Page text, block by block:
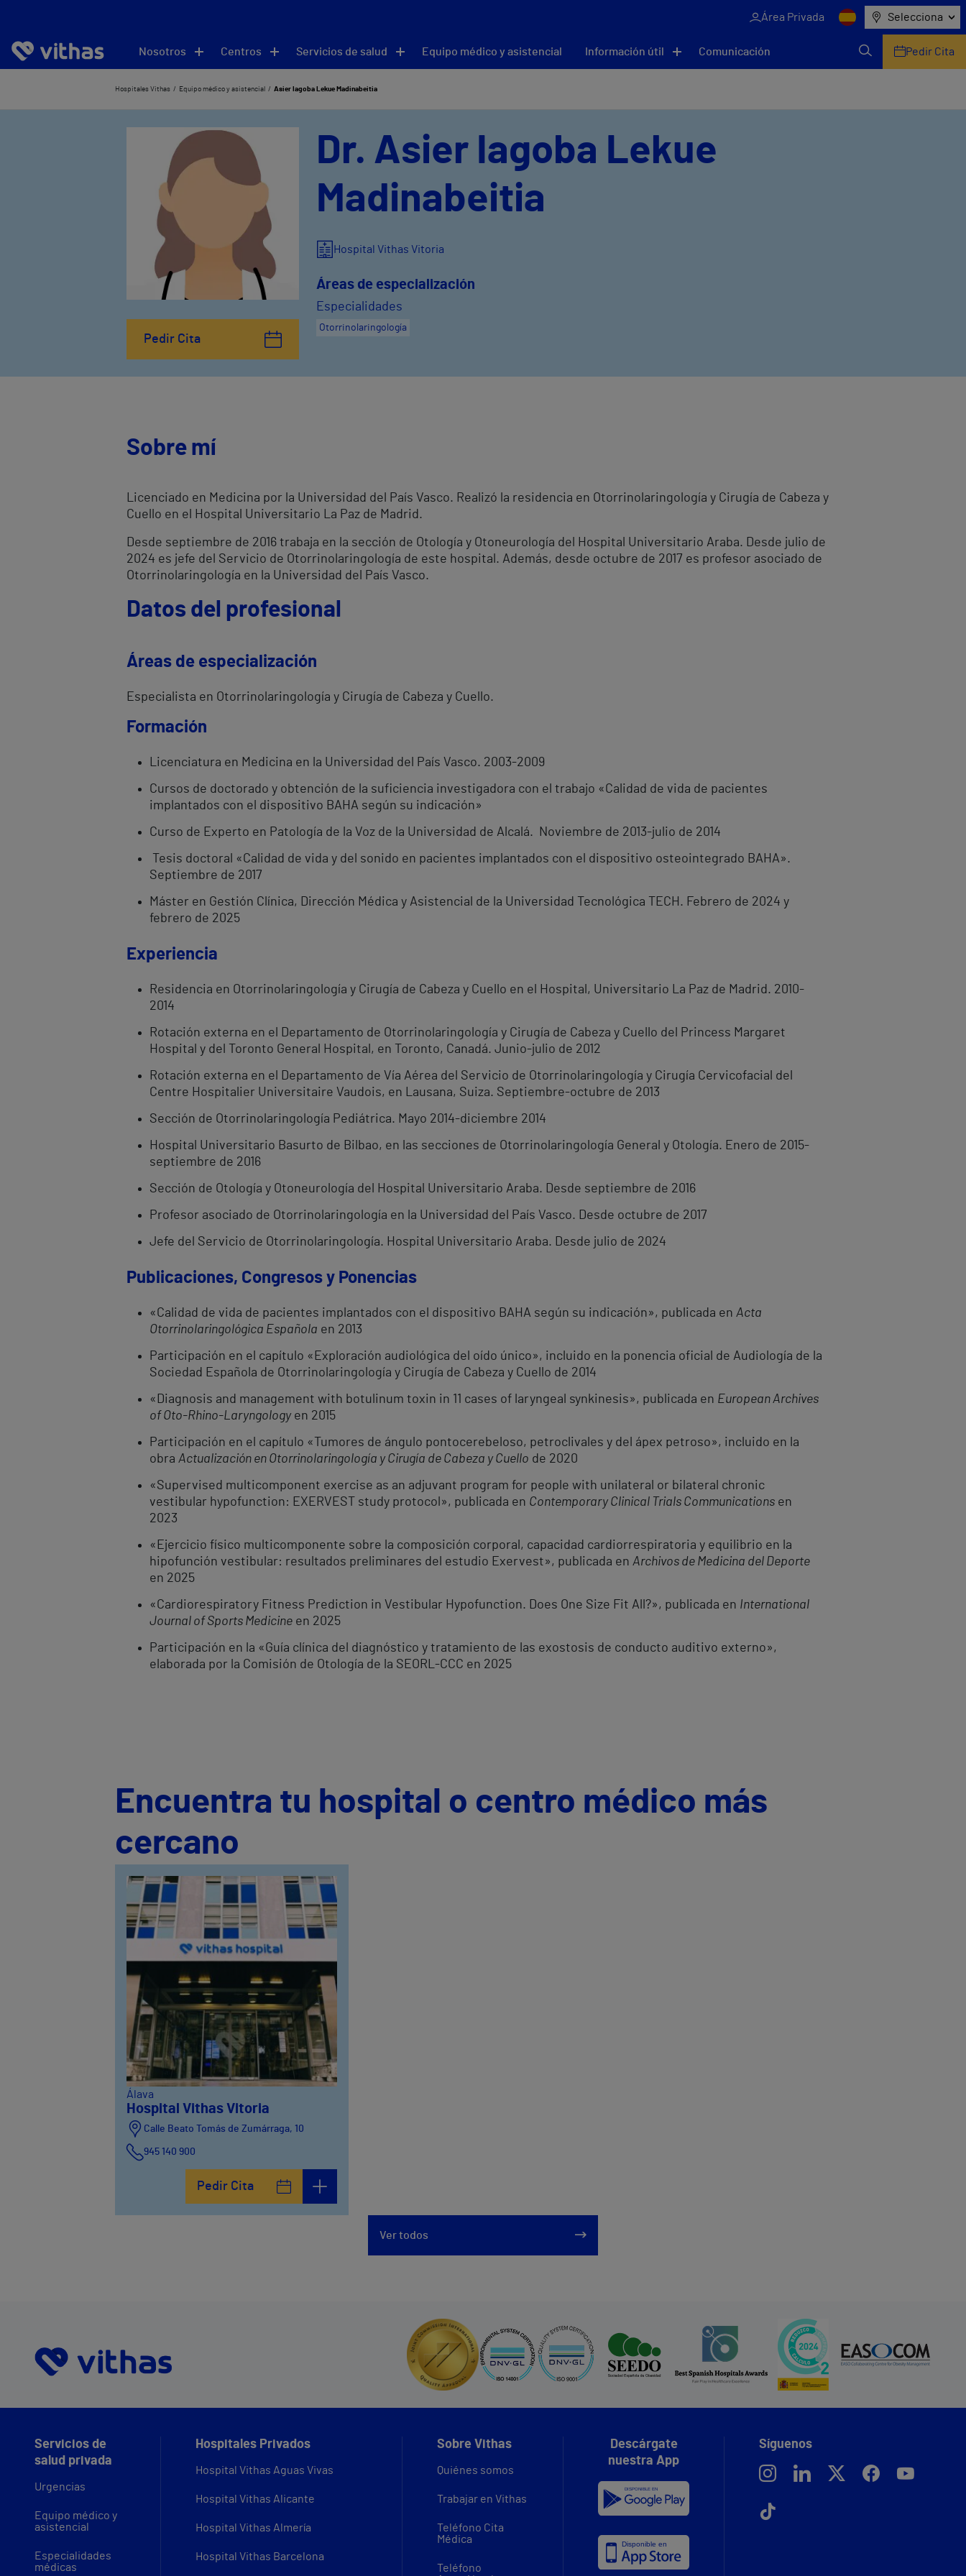
Área Privada Selecciona
Nosotros Centros Servicios de salud Equipo médico y asistencial Información útil Comunicación Pedir Cita
Hospitales Vithas Equipo médico y asistencial Asier Iagoba Lekue Madinabeitia
Pedir Cita
Dr. Asier Iagoba Lekue
Madinabeitia
Hospital Vithas Vitoria
Áreas de especialización
Especialidades
Otorrinolaringología
Sobre mí
Licenciado en Medicina por la Universidad del País Vasco. Realizó la residencia en Otorrinolaringología y Cirugía de Cabeza y
Cuello en el Hospital Universitario La Paz de Madrid.
Desde septiembre de 2016 trabaja en la sección de Otología y Otoneurología del Hospital Universitario Araba. Desde julio de
2024 es jefe del Servicio de Otorrinolaringología de este hospital. Además, desde octubre de 2017 es profesor asociado de
Otorrinolaringología en la Universidad del País Vasco.
Datos del profesional
Áreas de especialización
Especialista en Otorrinolaringología y Cirugía de Cabeza y Cuello.
Formación
Licenciatura en Medicina en la Universidad del País Vasco. 2003-2009
Cursos de doctorado y obtención de la suficiencia investigadora con el trabajo «Calidad de vida de pacientes
implantados con el dispositivo BAHA según su indicación»
Curso de Experto en Patología de la Voz de la Universidad de Alcalá. Noviembre de 2013-julio de 2014
Tesis doctoral «Calidad de vida y del sonido en pacientes implantados con el dispositivo osteointegrado BAHA».
Septiembre de 2017
Máster en Gestión Clínica, Dirección Médica y Asistencial de la Universidad Tecnológica TECH. Febrero de 2024 y
febrero de 2025
Experiencia
Residencia en Otorrinolaringología y Cirugía de Cabeza y Cuello en el Hospital, Universitario La Paz de Madrid. 2010-
2014
Rotación externa en el Departamento de Otorrinolaringología y Cirugía de Cabeza y Cuello del Princess Margaret
Hospital y del Toronto General Hospital, en Toronto, Canadá. Junio-julio de 2012
Rotación externa en el Departamento de Vía Aérea del Servicio de Otorrinolaringología y Cirugía Cervicofacial del
Centre Hospitalier Universitaire Vaudois, en Lausana, Suiza. Septiembre-octubre de 2013
Sección de Otorrinolaringología Pediátrica. Mayo 2014-diciembre 2014
Hospital Universitario Basurto de Bilbao, en las secciones de Otorrinolaringología General y Otología. Enero de 2015-
septiembre de 2016
Sección de Otología y Otoneurología del Hospital Universitario Araba. Desde septiembre de 2016
Profesor asociado de Otorrinolaringología en la Universidad del País Vasco. Desde octubre de 2017
Jefe del Servicio de Otorrinolaringología. Hospital Universitario Araba. Desde julio de 2024
Publicaciones, Congresos y Ponencias
«Calidad de vida de pacientes implantados con el dispositivo BAHA según su indicación», publicada en Acta
Otorrinolaringológica Española en 2013
Participación en el capítulo «Exploración audiológica del oído único», incluido en la ponencia oficial de Audiología de la
Sociedad Española de Otorrinolaringología y Cirugía de Cabeza y Cuello de 2014
«Diagnosis and management with botulinum toxin in 11 cases of laryngeal synkinesis», publicada en European Archives
of Oto-Rhino-Laryngology en 2015
Participación en el capítulo «Tumores de ángulo pontocerebeloso, petroclivales y del ápex petroso», incluido en la
obra Actualización en Otorrinolaringología y Cirugía de Cabeza y Cuello de 2020
«Supervised multicomponent exercise as an adjuvant program for people with unilateral or bilateral chronic
vestibular hypofunction: EXERVEST study protocol», publicada en Contemporary Clinical Trials Communications en
2023
«Ejercicio físico multicomponente sobre la composición corporal, capacidad cardiorrespiratoria y equilibrio en la
hipofunción vestibular: resultados preliminares del estudio Exervest», publicada en Archivos de Medicina del Deporte
en 2025
«Cardiorespiratory Fitness Prediction in Vestibular Hypofunction. Does One Size Fit All?», publicada en International
Journal of Sports Medicine en 2025
Participación en la «Guía clínica del diagnóstico y tratamiento de las exostosis de conducto auditivo externo»,
elaborada por la Comisión de Otología de la SEORL-CCC en 2025
Encuentra tu hospital o centro médico más
cercano
Álava
Hospital Vithas Vitoria
Calle Beato Tomás de Zumárraga, 10
945 140 900
Pedir Cita
Ver todos
Servicios de
salud privada
Urgencias
Equipo médico y
asistencial
Especialidades
médicas
Hospitales Privados
Hospital Vithas Aguas Vivas
Hospital Vithas Alicante
Hospital Vithas Almería
Hospital Vithas Barcelona
Sobre Vithas
Quiénes somos
Trabajar en Vithas
Teléfono Cita
Médica
Teléfono
Descárgate
nuestra App
Síguenos